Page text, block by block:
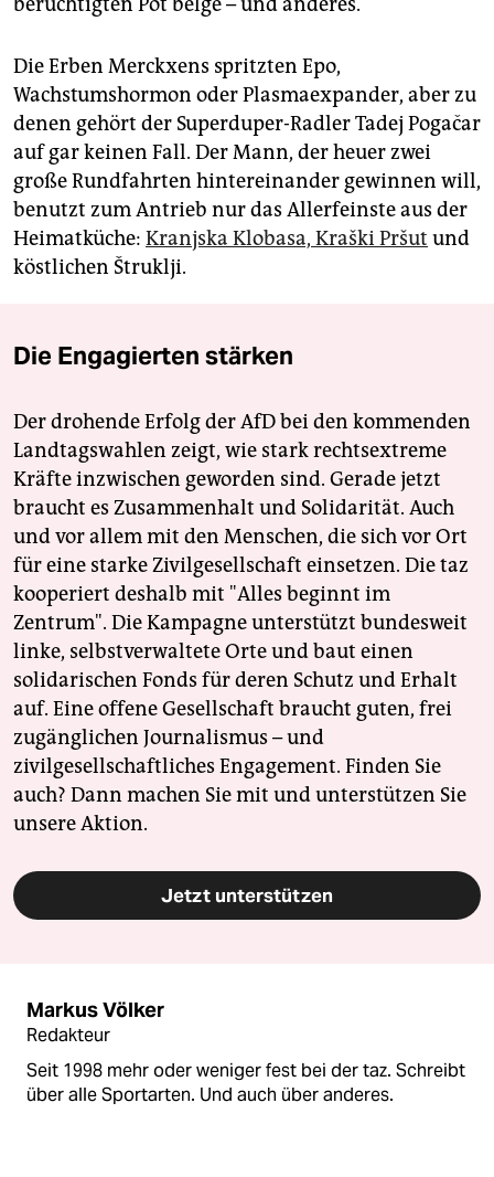
Die Erben Merckxens spritzten Epo,
Wachstumshormon oder Plasmaexpander, aber zu
denen gehört der Superduper-Radler Tadej Pogačar
auf gar keinen Fall. Der Mann, der heuer zwei
große Rundfahrten hintereinander gewinnen will,
benutzt zum Antrieb nur das Allerfeinste aus der
Heimatküche: Kranjska Klobasa, Kraški Pršut und
köstlichen Štruklji.
Die Engagierten stärken
Der drohende Erfolg der AfD bei den kommenden
Landtagswahlen zeigt, wie stark rechtsextreme
Kräfte inzwischen geworden sind. Gerade jetzt
braucht es Zusammenhalt und Solidarität. Auch
und vor allem mit den Menschen, die sich vor Ort
für eine starke Zivilgesellschaft einsetzen. Die taz
kooperiert deshalb mit "Alles beginnt im
Zentrum". Die Kampagne unterstützt bundesweit
linke, selbstverwaltete Orte und baut einen
solidarischen Fonds für deren Schutz und Erhalt
auf. Eine offene Gesellschaft braucht guten, frei
zugänglichen Journalismus – und
zivilgesellschaftliches Engagement. Finden Sie
auch? Dann machen Sie mit und unterstützen Sie
unsere Aktion.
Jetzt unterstützen
Markus Völker
Redakteur
Seit 1998 mehr oder weniger fest bei der taz. Schreibt
über alle Sportarten. Und auch über anderes.